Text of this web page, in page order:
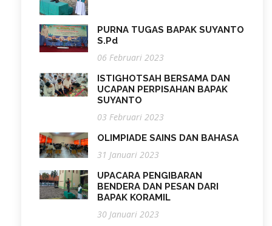
PURNA TUGAS BAPAK SUYANTO
S.Pd
06 Februari 2023
ISTIGHOTSAH BERSAMA DAN
UCAPAN PERPISAHAN BAPAK
SUYANTO
03 Februari 2023
OLIMPIADE SAINS DAN BAHASA
31 Januari 2023
UPACARA PENGIBARAN
BENDERA DAN PESAN DARI
BAPAK KORAMIL
30 Januari 2023